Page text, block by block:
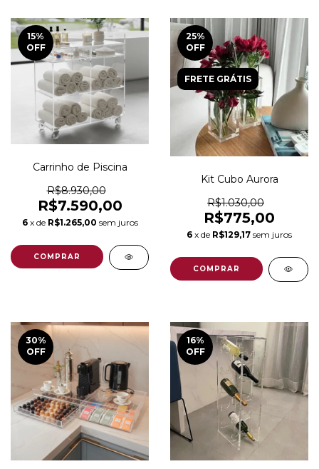
15%
OFF
Carrinho de Piscina
R$8.930,00
R$7.590,00
6 x de R$1.265,00 sem juros
25%
OFF
FRETE GRÁTIS
Kit Cubo Aurora
R$1.030,00
R$775,00
6 x de R$129,17 sem juros
30%
OFF
16%
OFF